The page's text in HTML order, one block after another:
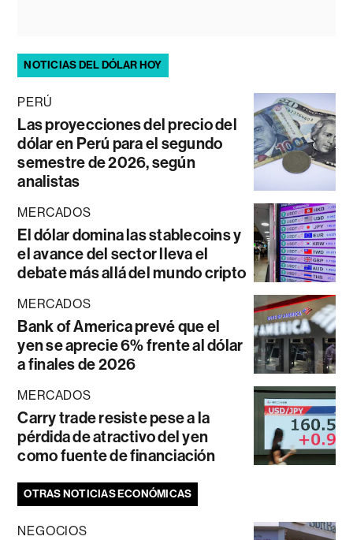
NOTICIAS DEL DÓLAR HOY
PERÚ
Las proyecciones del precio del
dólar en Perú para el segundo
semestre de 2026, según
analistas
MERCADOS
El dólar domina las stablecoins y
el avance del sector lleva el
debate más allá del mundo cripto
MERCADOS
Bank of America prevé que el
yen se aprecie 6% frente al dólar
a finales de 2026
MERCADOS
Carry trade resiste pese a la
pérdida de atractivo del yen
como fuente de financiación
OTRAS NOTICIAS ECONÓMICAS
NEGOCIOS